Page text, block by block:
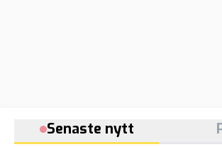
Senaste nytt